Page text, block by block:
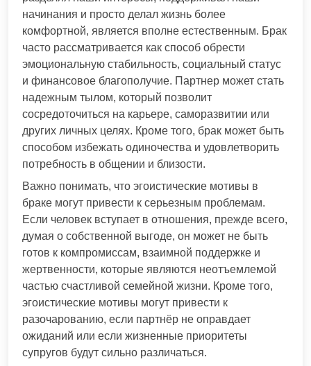
начинания и просто делал жизнь более
комфортной, является вполне естественным. Брак
часто рассматривается как способ обрести
эмоциональную стабильность, социальный статус
и финансовое благополучие. Партнер может стать
надежным тылом, который позволит
сосредоточиться на карьере, саморазвитии или
других личных целях. Кроме того, брак может быть
способом избежать одиночества и удовлетворить
потребность в общении и близости.
Важно понимать, что эгоистические мотивы в
браке могут привести к серьезным проблемам.
Если человек вступает в отношения, прежде всего,
думая о собственной выгоде, он может не быть
готов к компромиссам, взаимной поддержке и
жертвенности, которые являются неотъемлемой
частью счастливой семейной жизни. Кроме того,
эгоистические мотивы могут привести к
разочарованию, если партнёр не оправдает
ожиданий или если жизненные приоритеты
супругов будут сильно различаться.